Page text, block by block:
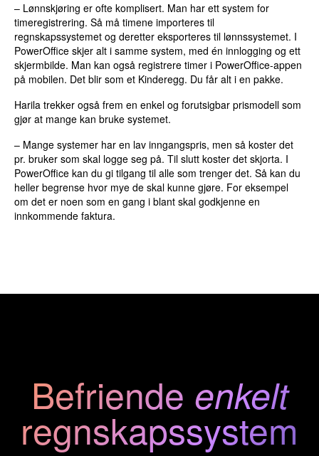
– Lønnskjøring er ofte komplisert. Man har ett system for
timeregistrering. Så må timene importeres til
regnskapssystemet og deretter eksporteres til lønnssystemet. I
PowerOffice skjer alt i samme system, med én innlogging og ett
skjermbilde. Man kan også registrere timer i PowerOffice-appen
på mobilen. Det blir som et Kinderegg. Du får alt i en pakke.
Harila trekker også frem en enkel og forutsigbar prismodell som
gjør at mange kan bruke systemet.
– Mange systemer har en lav inngangspris, men så koster det
pr. bruker som skal logge seg på. Til slutt koster det skjorta. I
PowerOffice kan du gi tilgang til alle som trenger det. Så kan du
heller begrense hvor mye de skal kunne gjøre. For eksempel
om det er noen som en gang i blant skal godkjenne en
innkommende faktura.
Befriende enkelt
regnskapssystem